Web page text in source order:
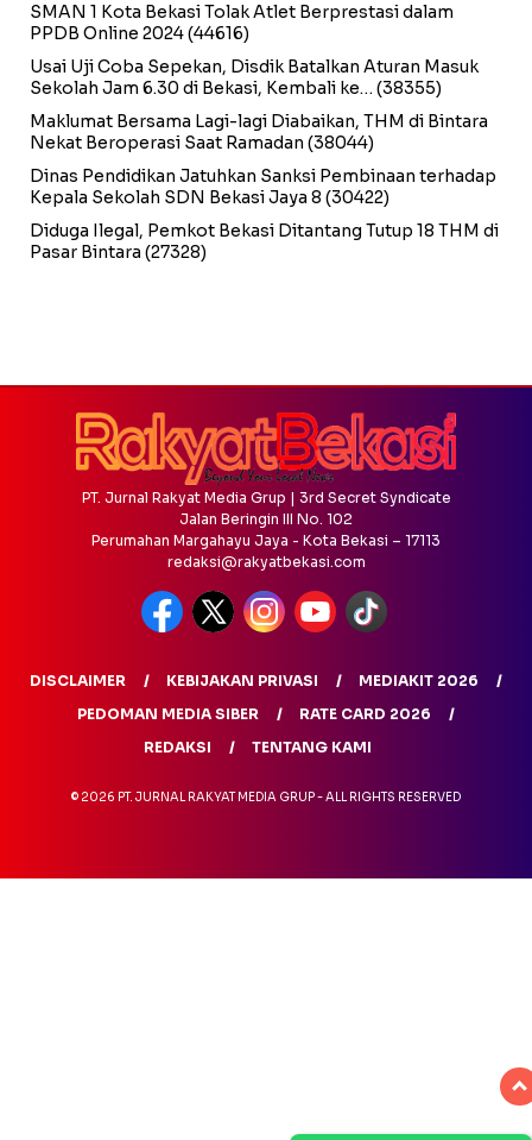
SMAN 1 Kota Bekasi Tolak Atlet Berprestasi dalam
PPDB Online 2024(44616)
Usai Uji Coba Sepekan, Disdik Batalkan Aturan Masuk
Sekolah Jam 6.30 di Bekasi, Kembali ke… (38355)
Maklumat Bersama Lagi-lagi Diabaikan, THM di Bintara
Nekat Beroperasi Saat Ramadan (38044)
Dinas Pendidikan Jatuhkan Sanksi Pembinaan terhadap
Kepala Sekolah SDN Bekasi Jaya 8 (30422)
Diduga Ilegal, Pemkot Bekasi Ditantang Tutup 18 THM di
Pasar Bintara (27328)
PT. Jurnal Rakyat Media Grup | 3rd Secret Syndicate
Jalan Beringin III No. 102
Perumahan Margahayu Jaya - Kota Bekasi – 17113
redaksi@rakyatbekasi.com
DISCLAIMER KEBIJAKAN PRIVASI
MEDIAKIT 2026
PEDOMAN MEDIA SIBER
RATE CARD 2026
REDAKSI
TENTANG KAMI
© 2026 PT. JURNAL RAKYAT MEDIA GRUP - ALL RIGHTS RESERVED